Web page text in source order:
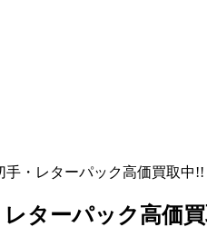
・レターパック高価買取中!!
ターパック高価